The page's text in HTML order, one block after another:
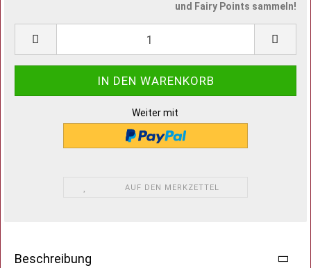
und Fairy Points sammeln!
Weiter mit
AUF DEN MERKZETTEL
Beschreibung